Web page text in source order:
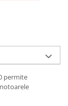
permite